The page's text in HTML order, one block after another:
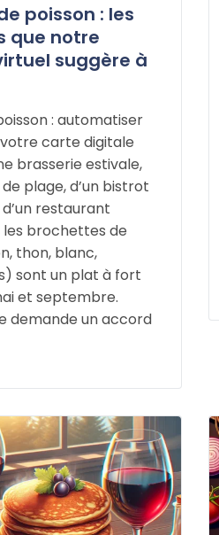
poisson : les
que notre
suggère à
: automatiser
carte digitale
brasserie estivale,
plage, d’un bistrot
restaurant
brochettes de
thon, blanc,
sont un plat à fort
et septembre.
demande un accord